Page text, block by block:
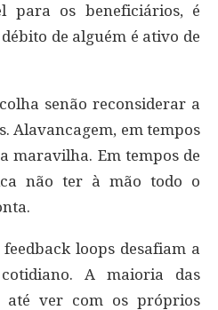
para os beneficiários, é
de alguém é ativo de
senão reconsiderar a
Alavancagem, em tempos
maravilha. Em tempos de
não ter à mão todo o
loops desafiam a
A maioria das
até ver com os próprios